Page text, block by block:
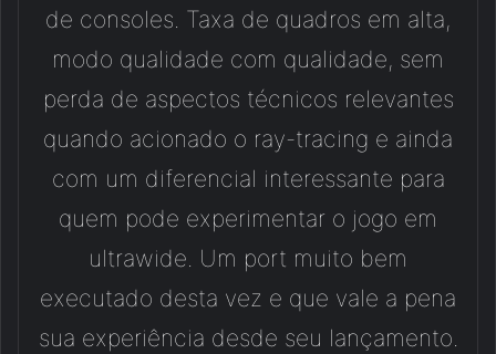
de consoles. Taxa de quadros em alta,
modo qualidade com qualidade, sem
perda de aspectos técnicos relevantes
quando acionado o ray-tracing e ainda
com um diferencial interessante para
quem pode experimentar o jogo em
ultrawide. Um port muito bem
executado desta vez e que vale a pena
sua experiência desde seu lançamento.